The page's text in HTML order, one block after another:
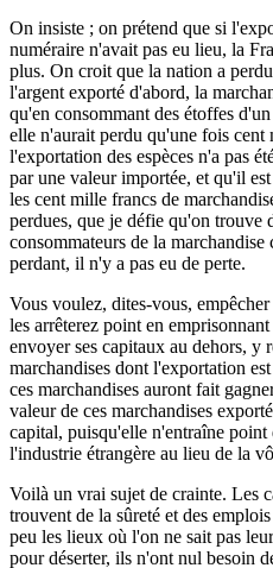
On insiste ; on prétend que si
numéraire n'avait pas eu lieu, la
plus. On croit que la nation a
l'argent exporté d'abord, la
qu'en consommant des étoffes
elle n'aurait perdu qu'une fois
l'exportation des espèces n'a pas
par une valeur importée, et qu'il
les cent mille francs de
perdues, que je défie qu'on trouve
consommateurs de la
perdant, il n'y a pas eu de perte.
Vous voulez, dites-vous,
les arrêterez point en
envoyer ses capitaux au dehors, y
marchandises dont l'exportation
ces marchandises auront fait
valeur de ces marchandises
capital, puisqu'elle n'entraîne
l'industrie étrangère au lieu de la
Voilà un vrai sujet de crainte. Les
trouvent de la sûreté et des
peu les lieux où l'on ne sait pas
pour déserter, ils n'ont nul besoin